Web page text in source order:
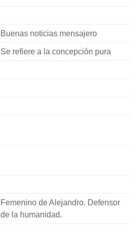
Buenas noticias mensajero
Se refiere a la concepción pura
Femenino de Alejandro. Defensor
de la humanidad.